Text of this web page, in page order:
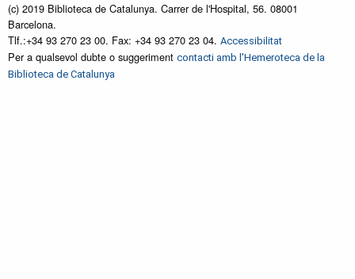
(c) 2019 Biblioteca de Catalunya. Carrer de l'Hospital, 56. 08001
Barcelona.
Tlf.:+34 93 270 23 00. Fax: +34 93 270 23 04. Accessibilitat
Per a qualsevol dubte o suggeriment contacti amb l'Hemeroteca de la
Biblioteca de Catalunya